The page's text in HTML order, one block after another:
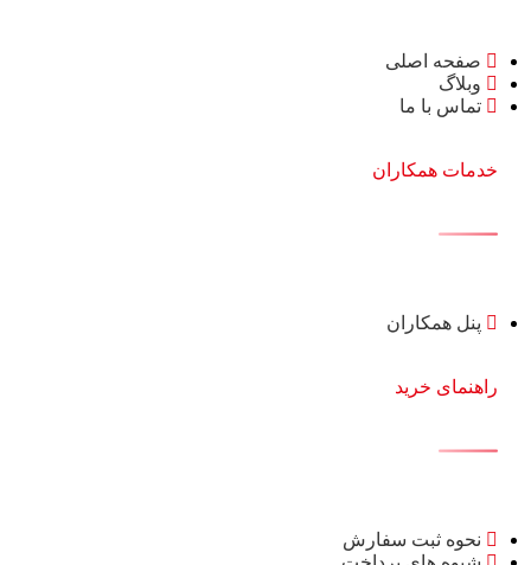
صفحه اصلی
وبلاگ
تماس با ما
خدمات همکاران
پنل همکاران
راهنمای خرید
نحوه ثبت سفارش